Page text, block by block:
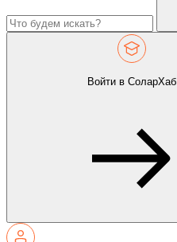
Войти в СоларХаб